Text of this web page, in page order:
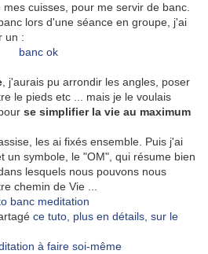
cuisses, pour me servir de banc.
lors d'une séance en groupe, j'ai
un :
, j'aurais pu arrondir les angles, poser
le pieds etc ... mais je le voulais
se simplifier la vie au maximum
les ai fixés ensemble. Puis j'ai
un symbole, le "OM", qui résume bien
lesquels nous pouvons nous
chemin de Vie ...
ce tuto, plus en détails, sur le